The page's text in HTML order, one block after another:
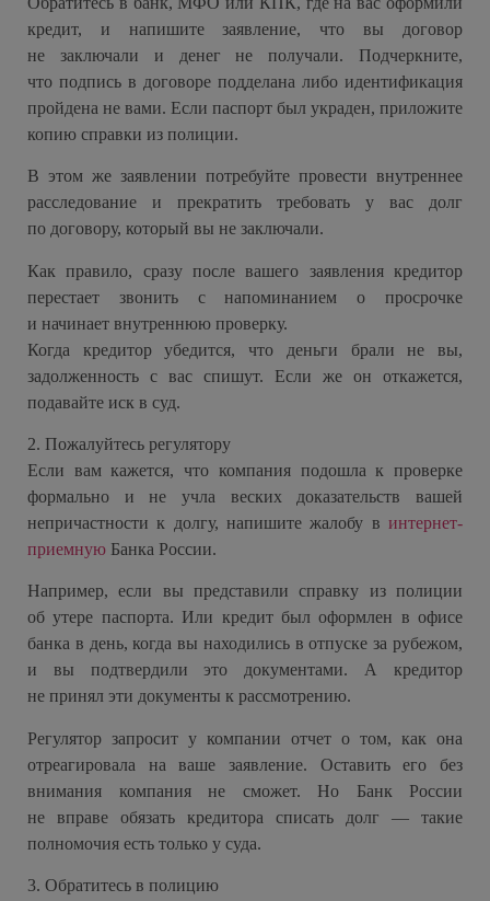
кредит, и напишите заявление, что вы договор
не заключали и денег не получали. Подчеркните,
что подпись в договоре подделана либо идентификация
пройдена не вами. Если паспорт был украден, приложите
копию справки из полиции.
В этом же заявлении потребуйте провести внутреннее
расследование и прекратить требовать у вас долг
по договору, который вы не заключали.
Как правило, сразу после вашего заявления кредитор
перестает звонить с напоминанием о просрочке
и начинает внутреннюю проверку.
Когда кредитор убедится, что деньги брали не вы,
задолженность с вас спишут. Если же он откажется,
подавайте иск в суд.
2. Пожалуйтесь регулятору
Если вам кажется, что компания подошла к проверке
формально и не учла веских доказательств вашей
непричастности к долгу, напишите жалобу в интернет-
приемную Банка России.
Например, если вы представили справку из полиции
об утере паспорта. Или кредит был оформлен в офисе
банка в день, когда вы находились в отпуске за рубежом,
и вы подтвердили это документами. А кредитор
не принял эти документы к рассмотрению.
Регулятор запросит у компании отчет о том, как она
отреагировала на ваше заявление. Оставить его без
внимания компания не сможет. Но Банк России
не вправе обязать кредитора списать долг — такие
полномочия есть только у суда.
3. Обратитесь в полицию